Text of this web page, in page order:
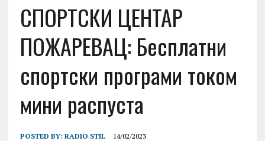
СПОРТСКИ ЦЕНТАР
ПОЖАРЕВАЦ: Бесплатни
спортски програми током
мини распуста
POSTED BY: RADIO STIL 14/02/2023